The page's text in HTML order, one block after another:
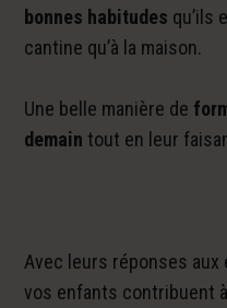
bonnes habitudes qu’ils
cantine qu’à la maison.
Une belle manière de
demain tout en leur
Avec leurs réponses
vos enfants contribuent à